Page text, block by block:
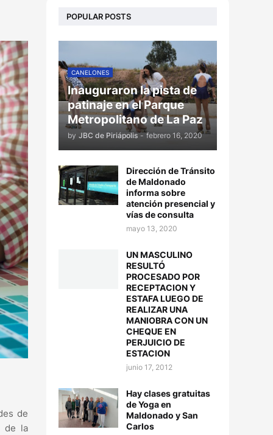
de
de la
POPULAR POSTS
CANELONES
Inauguraron la pista de
patinaje en el Parque
Metropolitano de La Paz
by JBC de Piriápolis - febrero 16, 2020
Dirección de Tránsito
de Maldonado
informa sobre
atención presencial y
vías de consulta
mayo 13, 2020
UN MASCULINO
RESULTÓ
PROCESADO POR
RECEPTACION Y
ESTAFA LUEGO DE
REALIZAR UNA
MANIOBRA CON UN
CHEQUE EN
PERJUICIO DE
ESTACION
junio 17, 2012
Hay clases gratuitas
de Yoga en
Maldonado y San
Carlos